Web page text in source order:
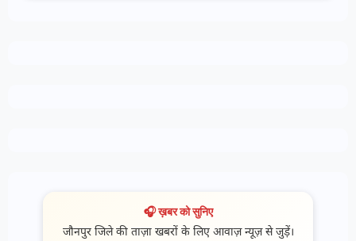
🎧 ख़बर को सुनिए
जौनपुर जिले की ताज़ा खबरों के लिए आवाज़ न्यूज़ से जुड़ें।